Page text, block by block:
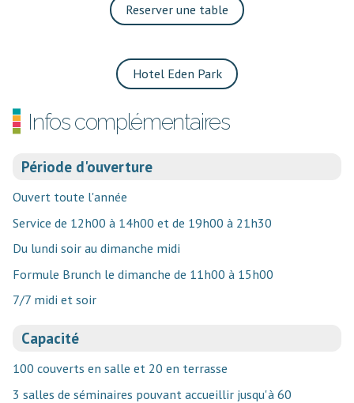
Reserver une table
Hotel Eden Park
Infos complémentaires
Période d'ouverture
Ouvert toute l'année
Service de 12h00 à 14h00 et de 19h00 à 21h30
Du lundi soir au dimanche midi
Formule Brunch le dimanche de 11h00 à 15h00
7/7 midi et soir
Capacité
100 couverts en salle et 20 en terrasse
3 salles de séminaires pouvant accueillir jusqu'à 60